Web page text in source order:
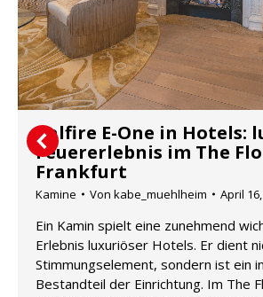
Kalfire E-One in Hotels:
Feuererlebnis im The
Frankfurt
Kamine Von kabe_muehlheim April
Ein Kamin spielt eine zunehmend
Erlebnis luxuriöser Hotels. Er dient
Stimmungselement, sondern ist ein
Bestandteil der Einrichtung. Im The